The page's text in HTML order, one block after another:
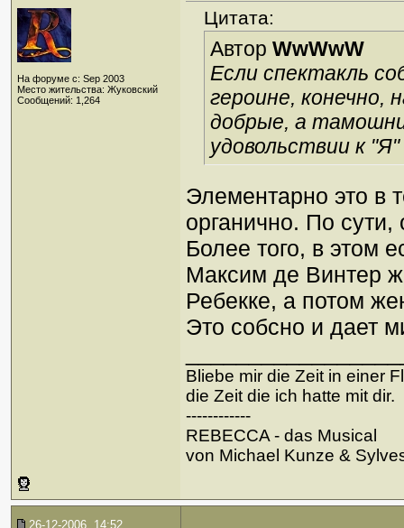
На форуме с: Sep 2003
Место жительства: Жуковский
Сообщений: 1,264
Цитата:
Автор WwWwW
Если спектакль
героине, конечно,
добрые, а
удовольствии к
Элементарно это в
органично. По сути,
Более того, в этом
Максим де Винтер
Ребекке, а потом
Это собсно и дает
Bliebe mir die Zeit in einer
die Zeit die ich hatte mit dir.
------------
REBECCA - das Musical
von Michael Kunze &
26-12-2006, 14:52